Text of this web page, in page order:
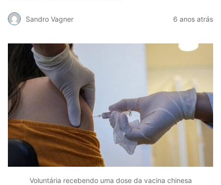
Sandro Vagner 6 anos atrás
Voluntária recebendo uma dose da vacina chinesa